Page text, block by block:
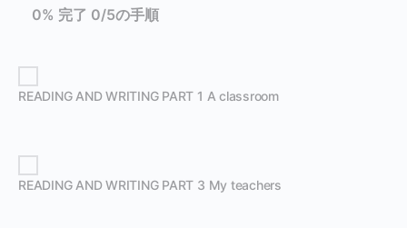
0% 完了 0/5の手順
READING AND WRITING PART 1 A classroom
READING AND WRITING PART 3 My teachers